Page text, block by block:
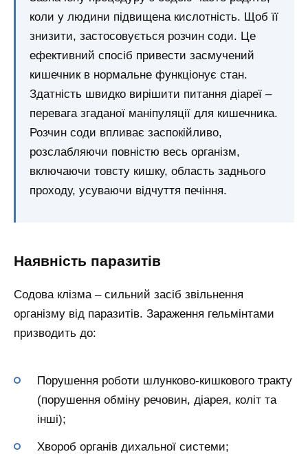
коли у людини підвищена кислотність. Щоб її
знизити, застосовується розчин соди. Це
ефективний спосіб привести засмучений
кишечник в нормальне функціонує стан.
Здатність швидко вирішити питання діареї –
перевага згаданої маніпуляції для кишечника.
Розчин соди впливає заспокійливо,
розслабляючи повністю весь організм,
включаючи товсту кишку, область заднього
проходу, усуваючи відчуття печіння.
Наявність паразитів
Содова клізма – сильний засіб звільнення
організму від паразитів. Зараження гельмінтами
призводить до:
Порушення роботи шлунково-кишкового тракту
(порушення обміну речовин, діарея, коліт та
інші);
Хвороб органів дихальної системи;